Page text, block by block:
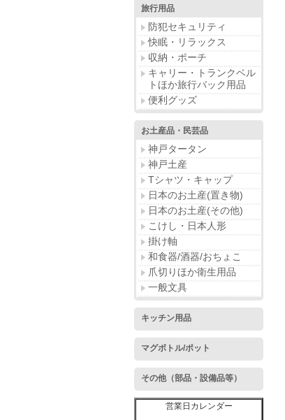
旅行用品
防犯セキュリティ
快眠・リラックス
収納・ポーチ
キャリー・トランクベル
トほか旅行バック用品
便利グッズ
お土産品・民芸品
神戸タータン
神戸土産
Tシャツ・キャップ
日本のお土産(置き物)
日本のお土産(その他)
こけし・日本人形
掛け軸
和食器/酒器/おちょこ
爪切りほか衛生用品
一般文具
キッチン用品
マグボトル/ポット
その他（部品・設備品等）
営業日カレンダー